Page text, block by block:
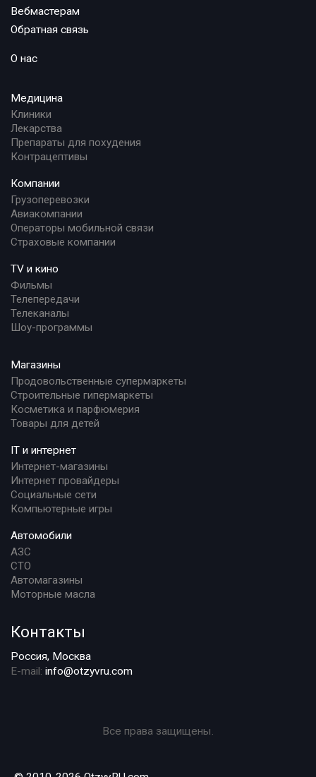
Вебмастерам
Обратная связь
О нас
Медицина
Клиники
Лекарства
Препараты для похудения
Контрацептивы
Компании
Грузоперевозки
Авиакомпании
Операторы мобильной связи
Страховые компании
TV и кино
Фильмы
Телепередачи
Телеканалы
Шоу-программы
Магазины
Продовольственные супермаркеты
Строительные гипермаркеты
Косметика и парфюмерия
Товары для детей
IT и интернет
Интернет-магазины
Интернет провайдеры
Социальные сети
Компьютерные игры
Автомобили
АЗС
СТО
Автомагазины
Моторные масла
Контакты
Россия, Москва
E-mail: info@otzyvru.com
Все права защищены.